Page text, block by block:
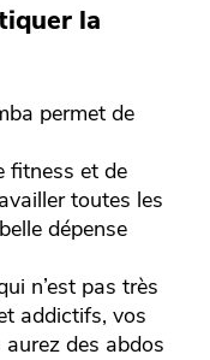
la
permet de
fitness et de
toutes les
dépense
n’est pas très
addictifs, vos
des abdos